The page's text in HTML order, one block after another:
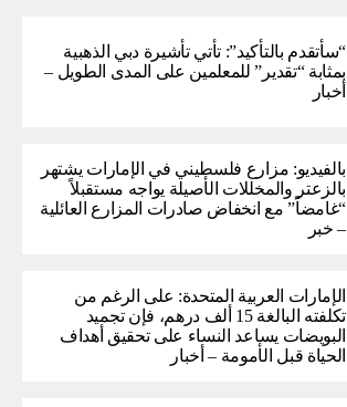
“سأتقدم بالتأكيد”: تأتي تأشيرة دبي الذهبية
بمثابة “تقدير” للمعلمين على المدى الطويل –
أخبار
بالفيديو: مزارع فلسطيني في الإمارات يشتهر
بالزعتر والمخللات الأصيلة يواجه مستقبلاً
“غامضاً” ​​مع انخفاض صادرات المزارع العائلية
– خبر
الإمارات العربية المتحدة: على الرغم من
تكلفته البالغة 15 ألف درهم، فإن تجميد
البويضات يساعد النساء على تحقيق أهداف
الحياة قبل الأمومة – أخبار